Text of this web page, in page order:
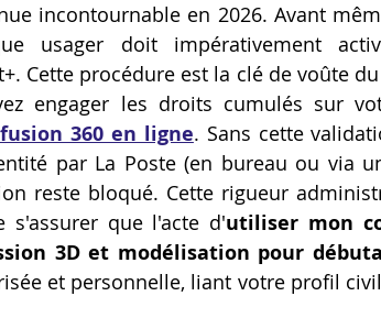
Filament PLA Service administratif en ligne
Creality HI combo Filament PETG
incontournable en 2026. Avant
usager doit impérativement
Cette procédure est la clé de voûte
360 en ligne. Sans cette
par La Poste (en bureau ou via
reste bloqué. Cette rigueur
s'assurer que l'acte d'utiliser mon
3D et modélisation pour
et personnelle, liant votre profil